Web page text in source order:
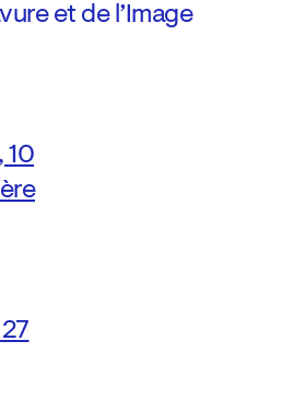
et de l’Image
10